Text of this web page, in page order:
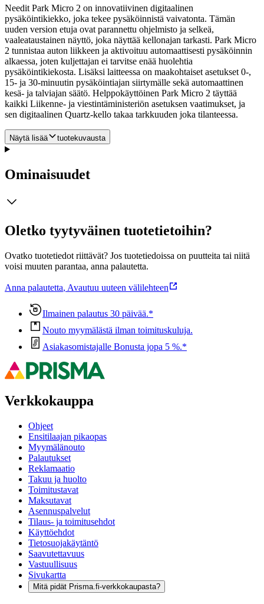
Needit Park Micro 2 on innovatiivinen digitaalinen
pysäköintikiekko, joka tekee pysäköinnistä vaivatonta. Tämän
uuden version etuja ovat parannettu ohjelmisto ja selkeä,
vaaleataustainen näyttö, joka näyttää kellonajan tarkasti. Park Micro
2 tunnistaa auton liikkeen ja aktivoituu automaattisesti pysäköinnin
alkaessa, joten kuljettajan ei tarvitse enää huolehtia
pysäköintikiekosta. Lisäksi laitteessa on maakohtaiset asetukset 0-,
15- ja 30-minuutin pysäköintiajan siirtymälle sekä automaattinen
kesä- ja talviajan säätö. Helppokäyttöinen Park Micro 2 täyttää
kaikki Liikenne- ja viestintäministeriön asetuksen vaatimukset, ja
sen digitaalinen Quartz-kello takaa tarkkuuden joka tilanteessa.
Näytä lisää tuotekuvausta
Ominaisuudet
Oletko tyytyväinen tuotetietoihin?
Ovatko tuotetiedot riittävät? Jos tuotetiedoissa on puutteita tai niitä
voisi muuten parantaa, anna palautetta.
Anna palautetta, Avautuu uuteen välilehteen
Ilmainen palautus 30 päivää.*
Nouto myymälästä ilman toimituskuluja.
Asiakasomistajalle Bonusta jopa 5 %.*
Verkkokauppa
Ohjeet
Ensitilaajan pikaopas
Myymälänouto
Palautukset
Reklamaatio
Takuu ja huolto
Toimitustavat
Maksutavat
Asennuspalvelut
Tilaus- ja toimitusehdot
Käyttöehdot
Tietosuojakäytäntö
Saavutettavuus
Vastuullisuus
Sivukartta
Mitä pidät Prisma.fi-verkkokaupasta?